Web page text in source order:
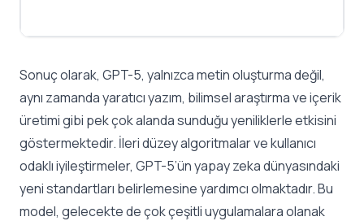
Sonuç olarak, GPT-5, yalnızca metin oluşturma değil,
aynı zamanda yaratıcı yazım, bilimsel araştırma ve içerik
üretimi gibi pek çok alanda sunduğu yeniliklerle etkisini
göstermektedir. İleri düzey algoritmalar ve kullanıcı
odaklı iyileştirmeler, GPT-5’ün yapay zeka dünyasındaki
yeni standartları belirlemesine yardımcı olmaktadır. Bu
model, gelecekte de çok çeşitli uygulamalara olanak